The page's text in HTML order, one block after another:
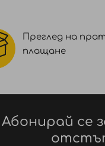
Преглед на
плащане
Абонирай се